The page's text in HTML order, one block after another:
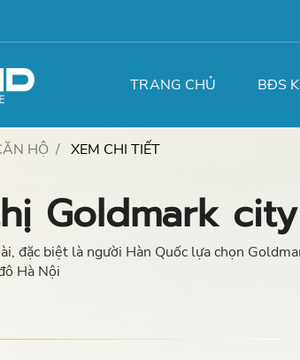
TRANG CHỦ BĐS
HỘ XEM CHI TIẾT
Goldmark
đặc biệt là người Hàn Quốc lựa chọn
Hà Nội